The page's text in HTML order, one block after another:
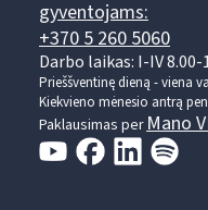
gyventojams:
+370 5 260 5060
Darbo laikas: I-IV 8.00-
Prieššventinę dieną - viena
Kiekvieno mėnesio antrą
Paklausimas perMano